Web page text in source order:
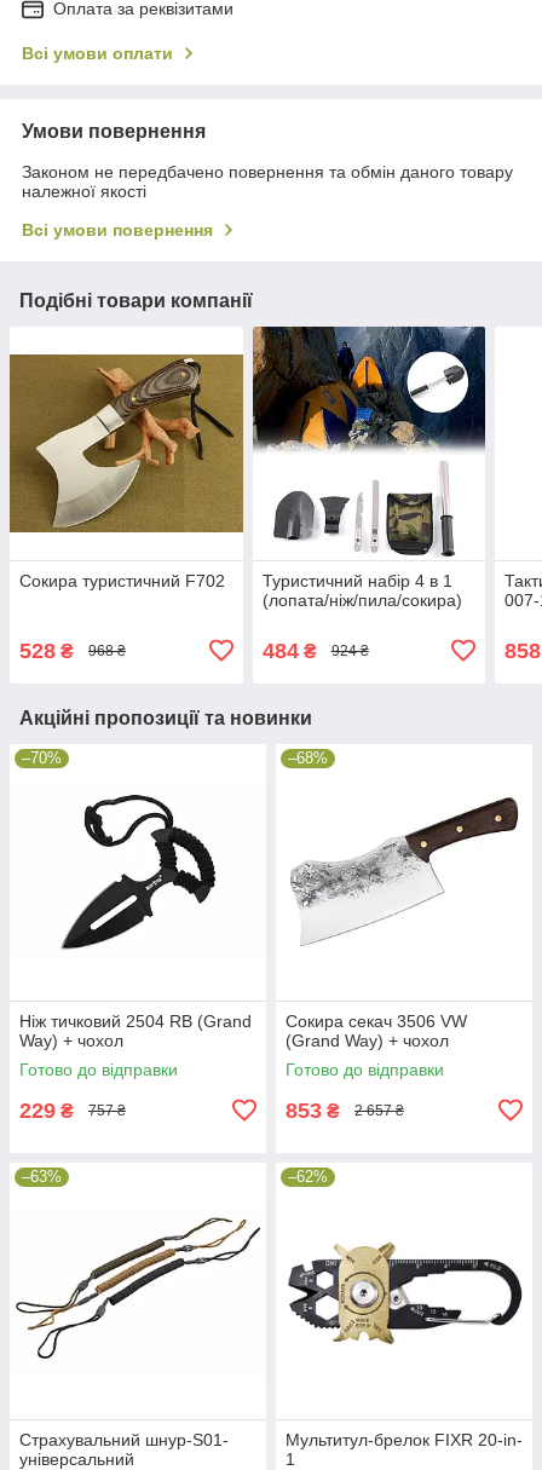
Оплата за реквізитами
Всі умови оплати
Умови повернення
Законом не передбачено повернення та обмін даного товару
належної якості
Всі умови повернення
Подібні товари компанії
Сокира туристичний F702
528 ₴ 968 ₴
Туристичний набір 4 в 1
(лопата/ніж/пила/сокира)
484₴ 924 ₴ 858
Акційні пропозиції та новинки
–70%
Ніж тичковий 2504 RB (Grand
Way) + чохол
Готово до відправки
229 ₴ 757 ₴
–68%
Сокира секач 3506 VW
(Grand Way) + чохол
Готово до відправки
853 ₴ 2 657 ₴
–63%
Страхувальний шнур-S01-
універсальний
–62%
Мультитул-брелок FIXR 20-in-
1